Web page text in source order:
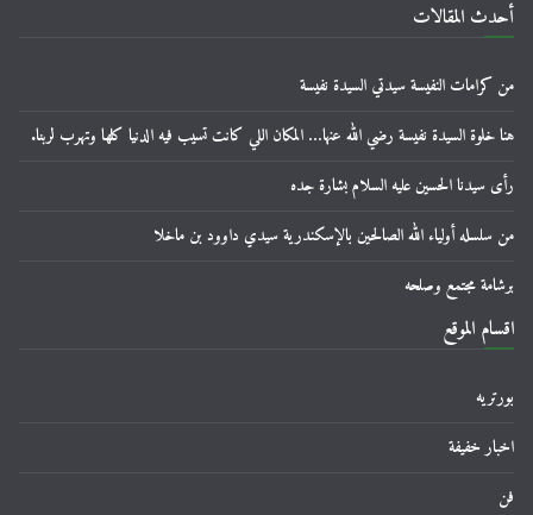
أحدث المقالات
من كرامات النفيسة سيدتي السيدة نفيسة
هنا خلوة السيدة نفيسة رضي الله عنها… المكان اللي كانت تسيب فيه الدنيا كلها وتهرب لربنا.
رأى سيدنا الحسين عليه السلام بشارة جده
من سلسله أولياء الله الصالحين بالإسكندرية سيدي داوود بن ماخلا
برشامة مجتمع وصلحه
اقسام الموقع
بورتريه
اخبار خفيفة
فن